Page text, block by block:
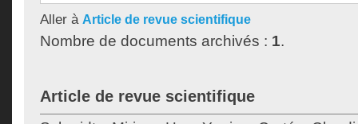
Aller à Article de revue scientifique
Nombre de documents archivés : 1.
Article de revue scientifique